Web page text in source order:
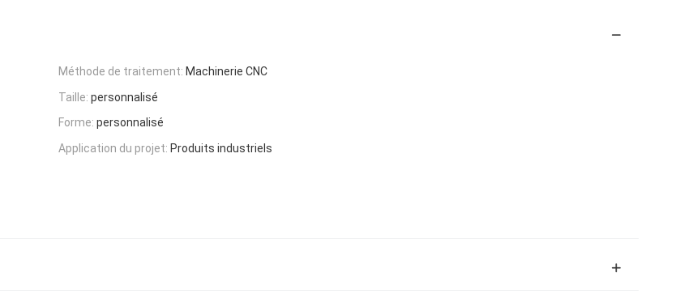
Méthode de traitement: Machinerie CNC
Taille: personnalisé
Forme: personnalisé
Application du projet: Produits industriels